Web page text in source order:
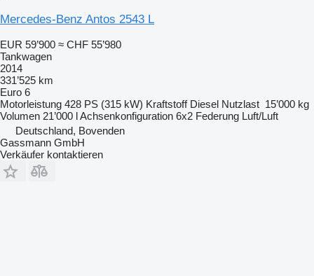
Mercedes-Benz Antos 2543 L
EUR 59’900 ≈ CHF 55’980
Tankwagen
2014
331’525 km
Euro 6
Motorleistung 428 PS (315 kW) Kraftstoff Diesel Nutzlast 15’000 kg
Volumen 21’000 lAchsenkonfiguration 6x2 Federung Luft/Luft
Deutschland, Bovenden
Gassmann GmbH
Verkäufer kontaktieren